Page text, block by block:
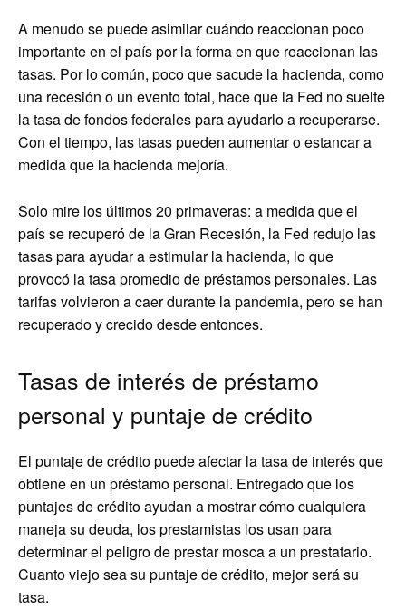
A menudo se puede asimilar cuándo reaccionan poco
importante en el país por la forma en que reaccionan las
tasas. Por lo común, poco que sacude la hacienda, como
una recesión o un evento total, hace que la Fed no suelte
la tasa de fondos federales para ayudarlo a recuperarse.
Con el tiempo, las tasas pueden aumentar o estancar a
medida que la hacienda mejoría.
Solo mire los últimos 20 primaveras: a medida que el
país se recuperó de la Gran Recesión, la Fed redujo las
tasas para ayudar a estimular la hacienda, lo que
provocó la tasa promedio de préstamos personales. Las
tarifas volvieron a caer durante la pandemia, pero se han
recuperado y crecido desde entonces.
Tasas de interés de préstamo
personal y puntaje de crédito
El puntaje de crédito puede afectar la tasa de interés que
obtiene en un préstamo personal. Entregado que los
puntajes de crédito ayudan a mostrar cómo cualquiera
maneja su deuda, los prestamistas los usan para
determinar el peligro de prestar mosca a un prestatario.
Cuanto viejo sea su puntaje de crédito, mejor será su
tasa.